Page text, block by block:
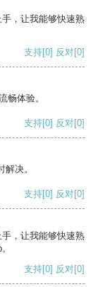
，让我能够快速熟
支持[0] 反对[0]
畅体验。
支持[0] 反对[0]
决。
支持[0] 反对[0]
，让我能够快速熟
支持[0] 反对[0]